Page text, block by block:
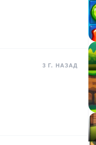
3 Г. НАЗАД